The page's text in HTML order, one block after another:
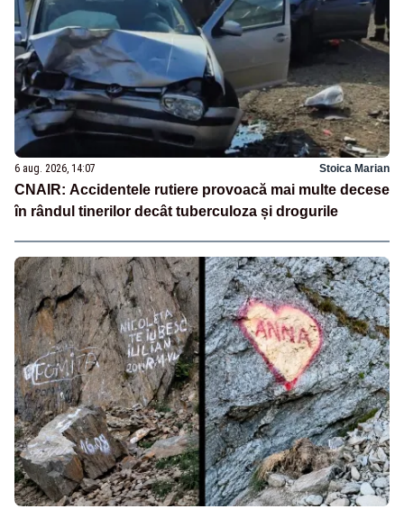
6 aug. 2026, 14:07 Stoica Marian
CNAIR: Accidentele rutiere provoacă mai multe decese
în rândul tinerilor decât tuberculoza și drogurile